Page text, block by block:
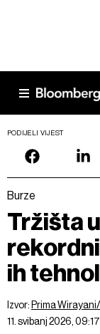
PODIJELI VIJEST
Burze
Tržišta
ih
Izvor: Prima
11. svibanj 2026, 09:17